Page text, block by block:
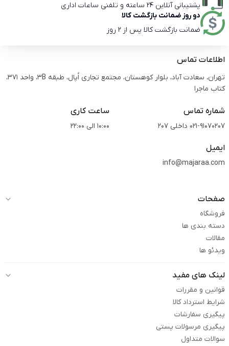
پشتیبانی آنلاین 24 ساعته و تلفنی ساعات اداری
دو روز ضمانت بازگشت کالا
ضمانت بازگشت کالا پس از 2 روز
اطلاعات تماس
تهران، سعادت آباد، بلوار کوهستان، مجتمع تجاری اُپال، طبقه 3B، واحد 371،
کتاب ماجرا
شماره تماس
021-91070207 داخلی 207
ساعت کاری
10:00 الی 22:00
ایمیل
info@majaraa.com
صفحات
فروشگاه
دسته بندی ها
مقالات
ویدئو ها
لینک های مفید
قوانین و مقررات
شرایط استرداد کالا
پیگیری سفارشات
پیگیری مرسولات پستی
سوالات متداول